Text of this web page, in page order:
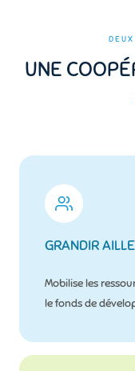
UNE
GRANDIR
Mobilise les
le fonds de